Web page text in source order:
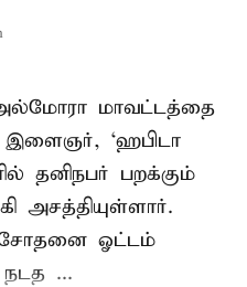
மாவட்டத்தை
இளைஞர், ‘ஹபிடா
தனிநபர் பறக்கும்
அசத்தியுள்ளார்.
சோதனை ஓட்டம்
...